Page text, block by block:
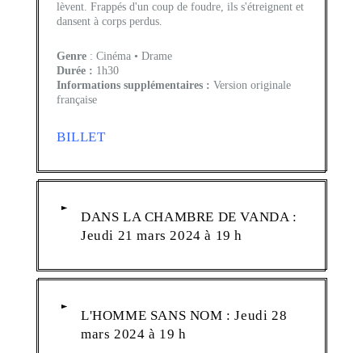
lèvent. Frappés d'un coup de foudre, ils s'étreignent et
dansent à corps perdus.
Genre : Cinéma • Drame
Durée : 1h30
Informations supplémentaires : Version originale
française
BILLET
DANS LA CHAMBRE DE VANDA :
Jeudi 21 mars 2024 à 19 h
L'HOMME SANS NOM : Jeudi 28
mars 2024 à 19 h